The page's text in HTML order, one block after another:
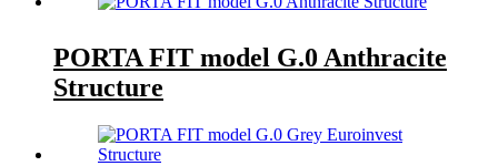
PORTA FIT model G.0 Anthracite
Structure